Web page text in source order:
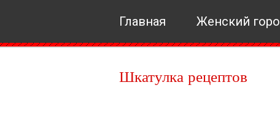
Главная Женский
Шкатулка рецептов